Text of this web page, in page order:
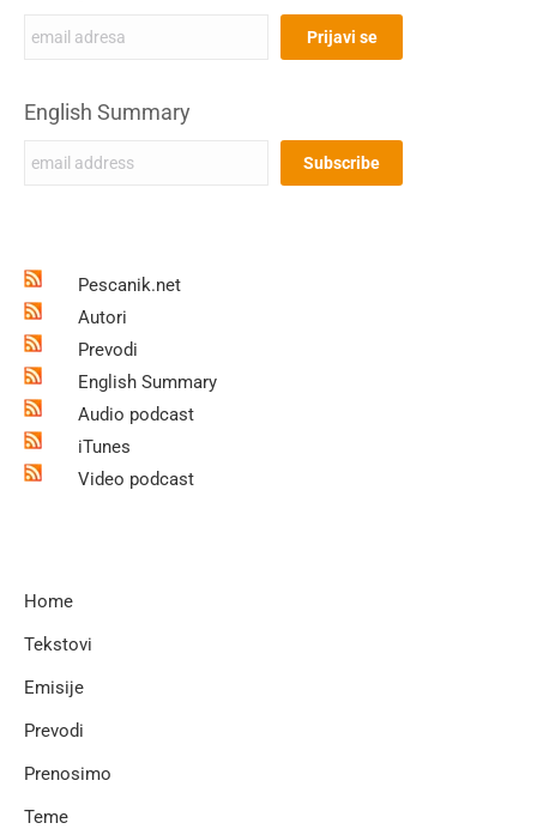
English Summary
Pescanik.net
Autori
Prevodi
English Summary
Audio podcast
iTunes
Video podcast
Home
Tekstovi
Emisije
Prevodi
Prenosimo
Teme